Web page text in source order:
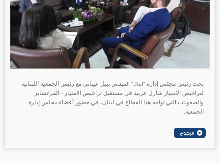
بحث رئيس مجلس إدارة "ايدال" المهندس نبيل عيتاني مع رئيس الجمعية اللبنانية
لتراخيص الامتياز شارل عربيد في مستقبل تراخيص الامتياز - الفرانشايز
والصعوبات التي تواجه هذا القطاع في لبنان، في حضور أعضاء مجلس إدارة
الجمعية.